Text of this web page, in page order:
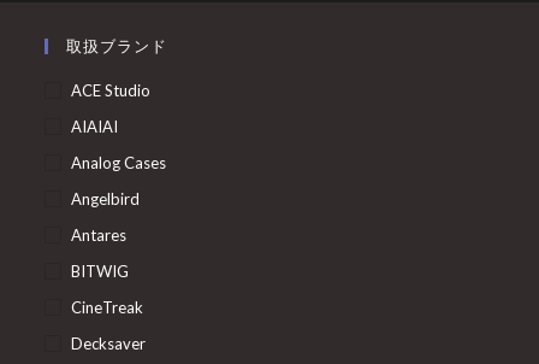
取扱ブランド
ACE Studio
AIAIAI
Analog Cases
Angelbird
Antares
BITWIG
CineTreak
Decksaver